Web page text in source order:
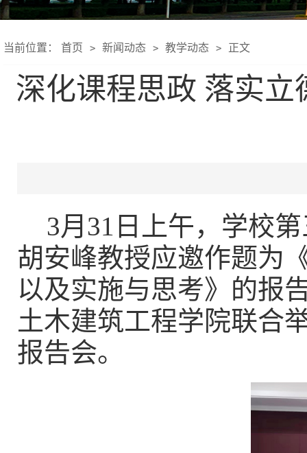
当前位置： 首页 > 新闻动态 > 教学动态 > 正文
深化课程思政 落实
3月 31 日上午，学校
胡安峰教授应邀作题为
以及实施与思考》的报
土木建筑工程学院联合
报告会。